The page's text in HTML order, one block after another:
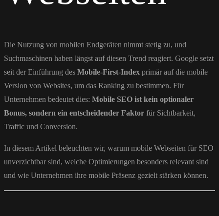
Die Nutzung von mobilen Endgeräten nimmt stetig zu, und
Suchmaschinen haben längst auf diesen Trend reagiert. Google setzt
seit der Einführung des Mobile-First-Index primär auf die mobile
Version von Websites, um das Ranking zu bestimmen. Für
Unternehmen bedeutet dies: Mobile SEO ist kein optionaler
Bonus, sondern ein entscheidender Faktor für Sichtbarkeit,
Traffic und Conversion.
In diesem Artikel beleuchten wir, warum mobile Webseiten für SEO
unverzichtbar sind, welche Optimierungen besonders relevant sind
und wie Unternehmen ihre mobile Präsenz gezielt stärken können.